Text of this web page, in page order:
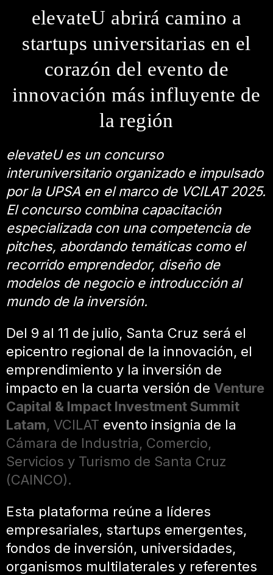
elevateU abrirá camino a
startups universitarias en el
corazón del evento de
innovación más influyente de
la región
elevateU es un concurso
interuniversitario organizado e impulsado
por la UPSA en el marco de VCILAT 2025.
El concurso combina capacitación
especializada con una competencia de
pitches, abordando temáticas como el
recorrido emprendedor, diseño de
modelos de negocio e introducción al
mundo de la inversión.
Del 9 al 11 de julio, Santa Cruz será el
epicentro regional de la innovación, el
emprendimiento y la inversión de
impacto en la cuarta versión de Venture
Capital & Impact Investment Summit
Latam, VCILAT evento insignia de la
Cámara de Industria, Comercio,
Servicios y Turismo de Santa Cruz
(CAINCO).
Esta plataforma reúne a líderes
empresariales, startups emergentes,
fondos de inversión, universidades,
organismos multilaterales y referentes